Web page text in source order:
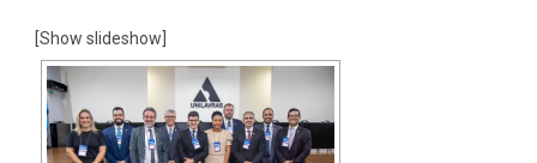
[Show slideshow]